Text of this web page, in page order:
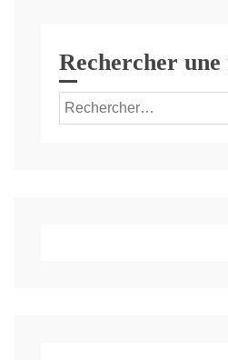
Rechercher une
Rechercher :